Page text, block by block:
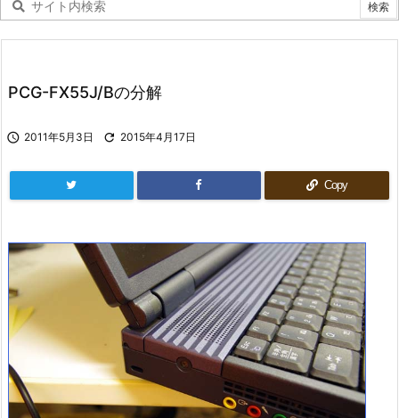
PCG-FX55J/Bの分解
 2011年5月3日  2015年4月17日
Copy